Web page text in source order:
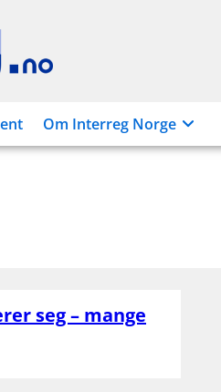
Om Interreg Norge
seg – mange